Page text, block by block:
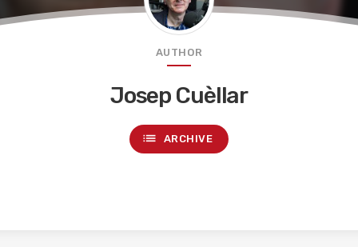
AUTHOR
Josep Cuèllar
list ARCHIVE